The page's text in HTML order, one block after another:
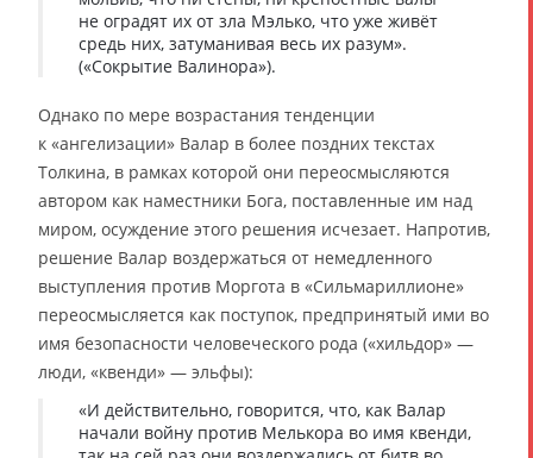
не оградят их от зла Мэлько, что уже живёт
средь них, затуманивая весь их разум».
(«Сокрытие Валинора»).
Однако по мере возрастания тенденции
к «ангелизации» Валар в более поздних текстах
Толкина, в рамках которой они переосмысляются
автором как наместники Бога, поставленные им над
миром, осуждение этого решения исчезает. Напротив,
решение Валар воздержаться от немедленного
выступления против Моргота в «Сильмариллионе»
переосмысляется как поступок, предпринятый ими во
имя безопасности человеческого рода («хильдор» —
люди, «квенди» — эльфы):
«И действительно, говорится, что, как Валар
начали войну против Мелькора во имя квенди,